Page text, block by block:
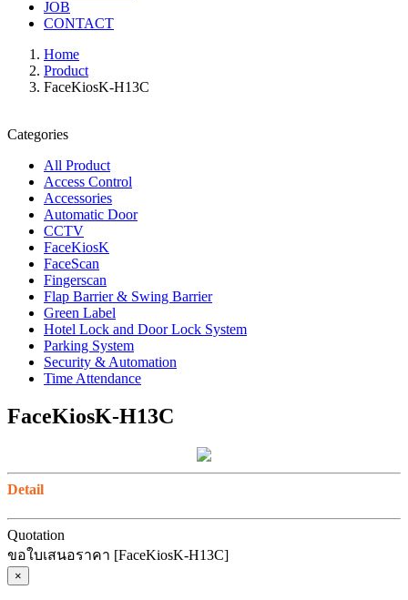
JOB
CONTACT
Home
Product
FaceKiosK-H13C
Categories
All Product
Access Control
Accessories
Automatic Door
CCTV
FaceKiosK
FaceScan
Fingerscan
Flap Barrier & Swing Barrier
Green Label
Hotel Lock and Door Lock System
Parking System
Security & Automation
Time Attendance
FaceKiosK-H13C
Detail
Quotation
ขอใบเสนอราคา [FaceKiosK-H13C]
×